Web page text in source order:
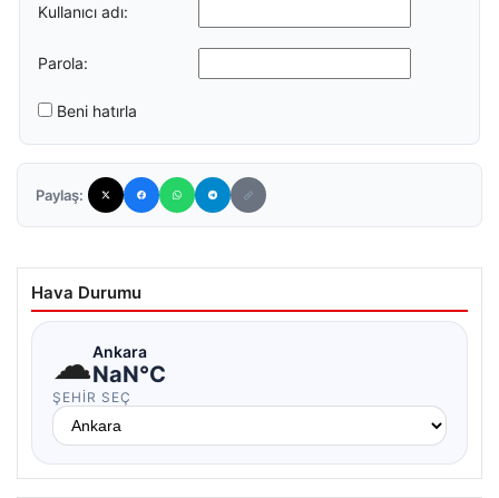
Kullanıcı adı:
Parola:
Beni hatırla
Paylaş:
Hava Durumu
☁Ankara
NaN°C
ŞEHIR SEÇ